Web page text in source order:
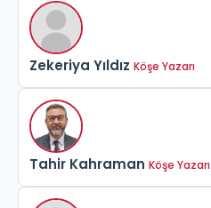
Zekeriya Yıldız Köşe Yazarı
Tahir Kahraman Köşe Yazarı